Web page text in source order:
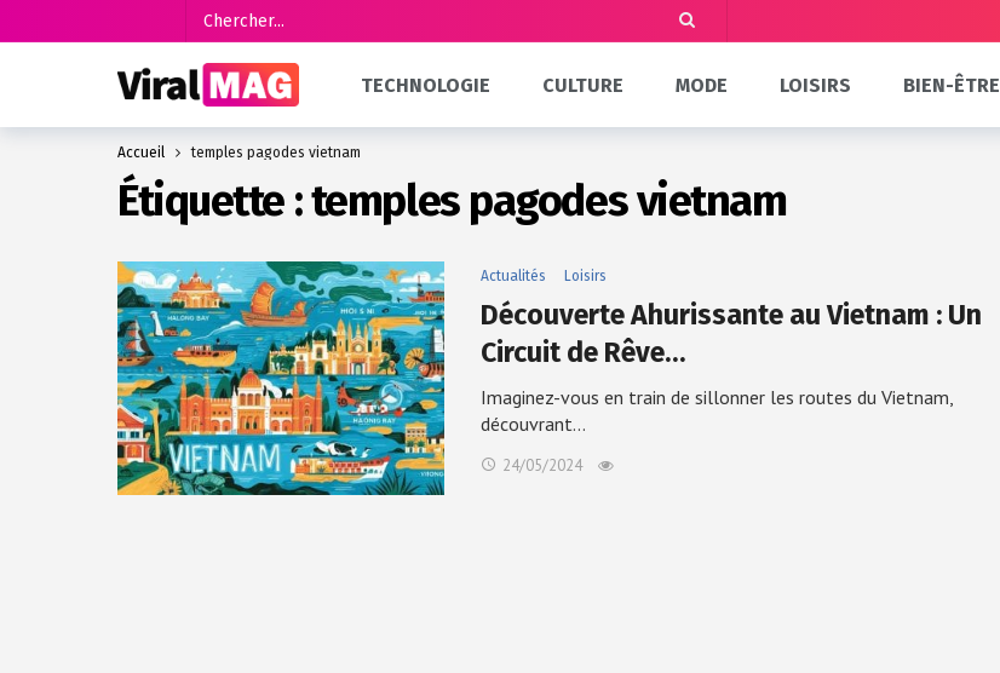
TECHNOLOGIE CULTURE MODE LOISIRS BIEN-ÊTRE
Accueil temples pagodes vietnam
Étiquette :temples pagodes vietnam
Actualités Loisirs
Découverte Ahurissante au Vietnam : Un
Circuit de Rêve…
Imaginez-vous en train de sillonner les routes du Vietnam,
découvrant…
24/05/2024